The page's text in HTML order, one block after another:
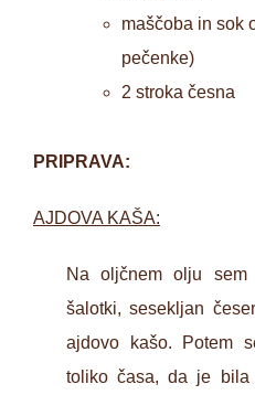
maščoba in sok
pečenke)
2 stroka česna
PRIPRAVA:
AJDOVA KAŠA:
Na oljčnem olju sem
šalotki, sesekljan
ajdovo kašo. Potem
toliko časa, da je bila